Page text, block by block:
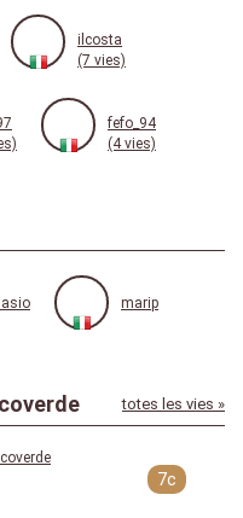
ilcosta
(7 vies)
fefo_94
(4 vies)
marip
totes les vies »
7c